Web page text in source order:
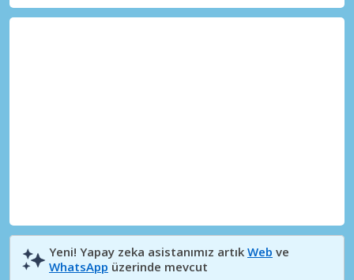
Yeni! Yapay zeka asistanımız artık Web ve
WhatsApp üzerinde mevcut